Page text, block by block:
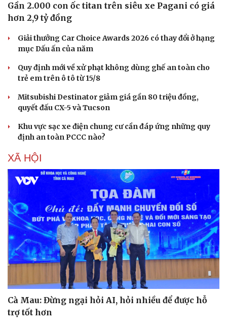
Gần 2.000 con ốc titan trên siêu xe Pagani có giá
hơn 2,9 tỷ đồng
Giải thưởng Car Choice Awards 2026 có thay đổi ở hạng
mục Dấu ấn của năm
Quy định mới về xử phạt không dùng ghế an toàn cho
trẻ em trên ô tô từ 15/8
Mitsubishi Destinator giảm giá gần 80 triệu đồng,
quyết đấu CX-5 và Tucson
Khu vực sạc xe điện chung cư cần đáp ứng những quy
định an toàn PCCC nào?
XÃ HỘI
Cà Mau: Đừng ngại hỏi AI, hỏi nhiều để được hỗ
trợ tốt hơn